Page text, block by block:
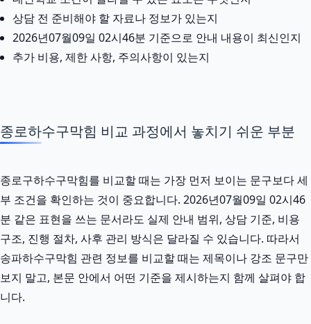
상담 전 준비해야 할 자료나 정보가 있는지
2026년07월09일 02시46분 기준으로 안내 내용이 최신인지
추가 비용, 제한 사항, 주의사항이 있는지
종로하수구막힘 비교 과정에서 놓치기 쉬운 부분
종로구하수구막힘를 비교할 때는 가장 먼저 보이는 문구보다 세
부 조건을 확인하는 것이 중요합니다. 2026년07월09일 02시46
분 같은 표현을 쓰는 문서라도 실제 안내 범위, 상담 기준, 비용
구조, 진행 절차, 사후 관리 방식은 달라질 수 있습니다. 따라서
송파하수구막힘 관련 정보를 비교할 때는 제목이나 강조 문구만
보지 말고, 본문 안에서 어떤 기준을 제시하는지 함께 살펴야 합
니다.